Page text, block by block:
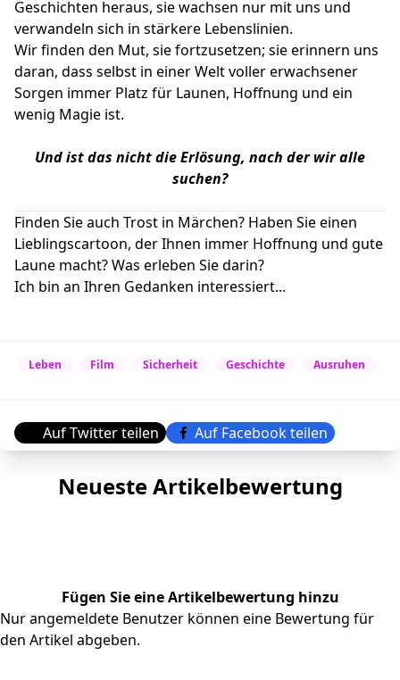
Geschichten heraus, sie wachsen nur mit uns und
verwandeln sich in stärkere Lebenslinien.
Wir finden den Mut, sie fortzusetzen; sie erinnern uns
daran, dass selbst in einer Welt voller erwachsener
Sorgen immer Platz für Launen, Hoffnung und ein
wenig Magie ist.
Und ist das nicht die Erlösung, nach der wir alle
suchen?
Finden Sie auch Trost in Märchen? Haben Sie einen
Lieblingscartoon, der Ihnen immer Hoffnung und gute
Laune macht? Was erleben Sie darin?
Ich bin an Ihren Gedanken interessiert...
Leben Film Sicherheit Geschichte Ausruhen
Auf Twitter teilen Auf Facebook teilen
Neueste Artikelbewertung
Fügen Sie eine Artikelbewertung hinzu
Nur angemeldete Benutzer können eine Bewertung für
den Artikel abgeben.